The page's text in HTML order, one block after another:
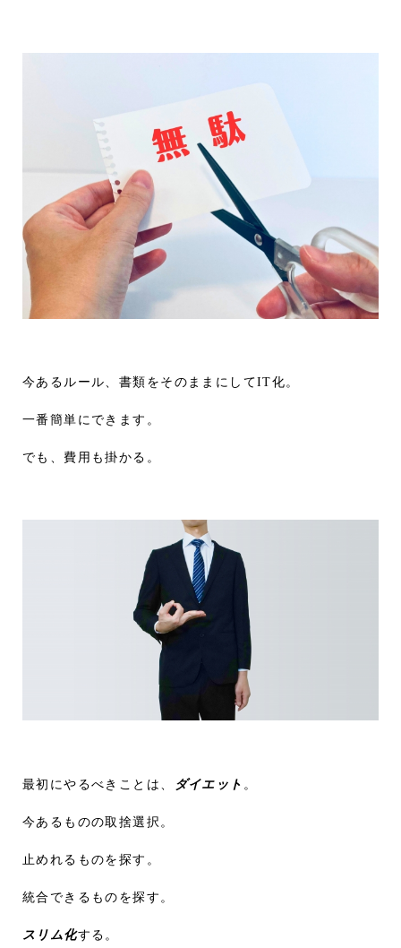
今あるルール、書類をそのままにしてIT化。
一番簡単にできます。
でも、費用も掛かる。
最初にやるべきことは、 ダイエット 。
今あるものの取捨選択。
止めれるものを探す。
統合できるものを探す。
スリム化する。